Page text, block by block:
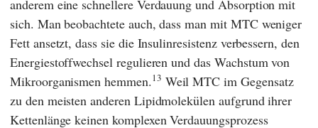
anderem eine schnellere Verdauung und Absorption mit
sich. Man beobachtete auch, dass man mit MTC weniger
Fett ansetzt, dass sie die Insulinresistenz verbessern, den
Energiestoffwechsel regulieren und das Wachstum von
Mikroorganismen hemmen.13 Weil MTC im Gegensatz
zu den meisten anderen Lipidmolekülen aufgrund ihrer
Kettenlänge keinen komplexen Verdauungsprozess